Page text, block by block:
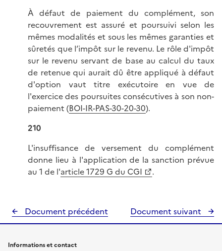
À défaut de paiement du complément, son
recouvrement est assuré et poursuivi selon les
mêmes modalités et sous les mêmes garanties et
sûretés que l’impôt sur le revenu. Le rôle d'impôt
sur le revenu servant de base au calcul du taux
de retenue qui aurait dû être appliqué à défaut
d'option vaut titre exécutoire en vue de
l'exercice des poursuites consécutives à son non-
paiement (BOI-IR-PAS-30-20-30).
210
L'insuffisance de versement du complément
donne lieu à l'application de la sanction prévue
au 1 de l'article 1729 G du CGI .
Document précédent Document suivant
Informations et contact